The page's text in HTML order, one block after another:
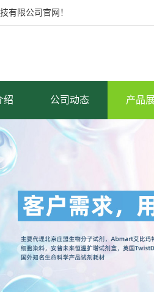
有限公司官网！
绍 公司动态 产品